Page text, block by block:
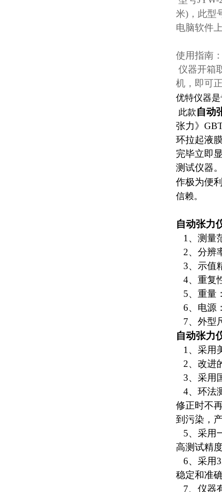
米)，此型
电脑软件
使用指南
仪器开箱
机，即可
优特仪器
此款自动
张力》
环拉起液
完毕立即
测试仪器
作极为便
信赖。
自动张力
1、测量
2、分辨
3、示值
4、重复
5、重量
6、电源
7、外型
自动张力
1 、采用
2、改进
3、采用
4、环法
修正时不
到污染，
5、采用
高测试精
6、采用
稳定和准
7、仪器